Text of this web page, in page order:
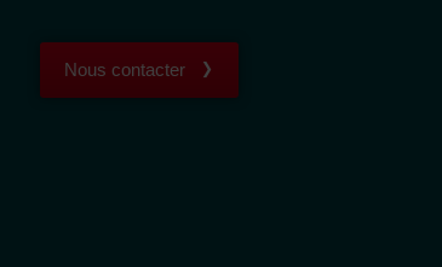
Nous contacter